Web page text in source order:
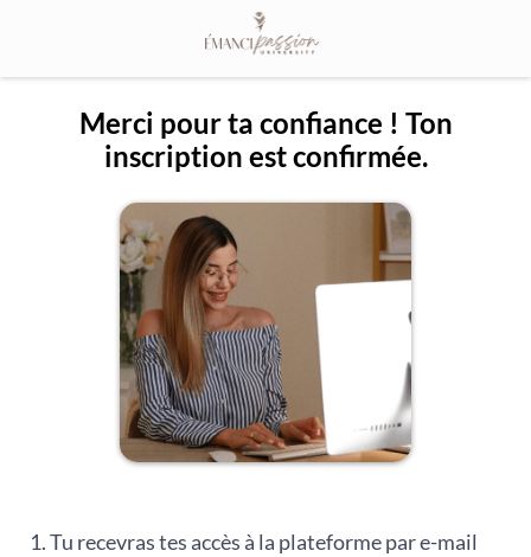
Merci pour ta confiance ! Ton
inscription est confirmée.
1. Tu recevras tes accès à la plateforme par e-mail